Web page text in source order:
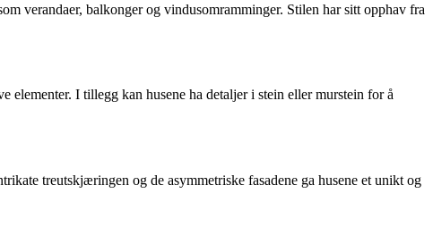
verandaer, balkonger og vindusomramminger. Stilen har sitt opphav fra
elementer. I tillegg kan husene ha detaljer i stein eller murstein for å
treutskjæringen og de asymmetriske fasadene ga husene et unikt og